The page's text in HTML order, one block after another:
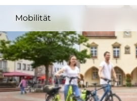
und
in
neuem
Fenster)
Mobilität